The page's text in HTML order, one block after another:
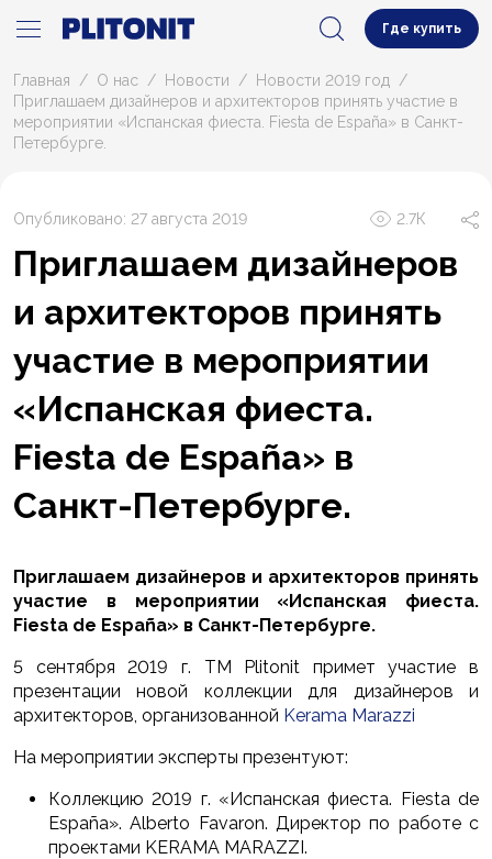
Где купить
Главная О нас Новости
Новости 2019 год
Приглашаем дизайнеров и архитекторов принять участие в
мероприятии «Испанская фиеста. Fiesta de España» в Санкт-
Петербурге.
Опубликовано: 27 августа 2019 2.7К
Приглашаем дизайнеров
и архитекторов принять
участие в мероприятии
«Испанская фиеста.
Fiesta de España» в
Санкт-Петербурге.
Приглашаем дизайнеров и архитекторов принять
участие в мероприятии «Испанская фиеста.
Fiesta de España» в Санкт-Петербурге.
5 сентября 2019 г. ТМ Plitonit примет участие в
презентации новой коллекции для дизайнеров и
архитекторов, организованной Kerama Marazzi
На мероприятии эксперты презентуют:
Коллекцию 2019 г. «Испанская фиеста. Fiesta de
España». Alberto Favaron. Директор по работе с
проектами KERAMA MARAZZI.